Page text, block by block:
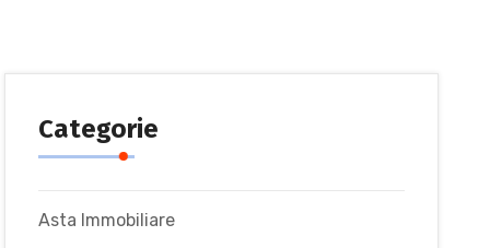
Categorie
Asta Immobiliare